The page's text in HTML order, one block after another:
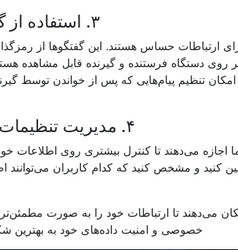
۳. استفاده از گفتگوهای مخفی
ارتباطات حساس هستند. این گفتگوها از رمزگذاری
دستگاه فرستنده و گیرنده قابل مشاهده
تنظیم پیام‌هایی که پس از خواندن توسط
۴. مدیریت تنظیمات حریم خصوصی
می‌دهند تا کنترل بیشتری روی اطلاعات خود
کنید و مشخص کنید که کدام کاربران می‌توانند
می‌دهند تا ارتباطات خود را به صورت
خصوصی و امنیت داده‌های خود به بهترین